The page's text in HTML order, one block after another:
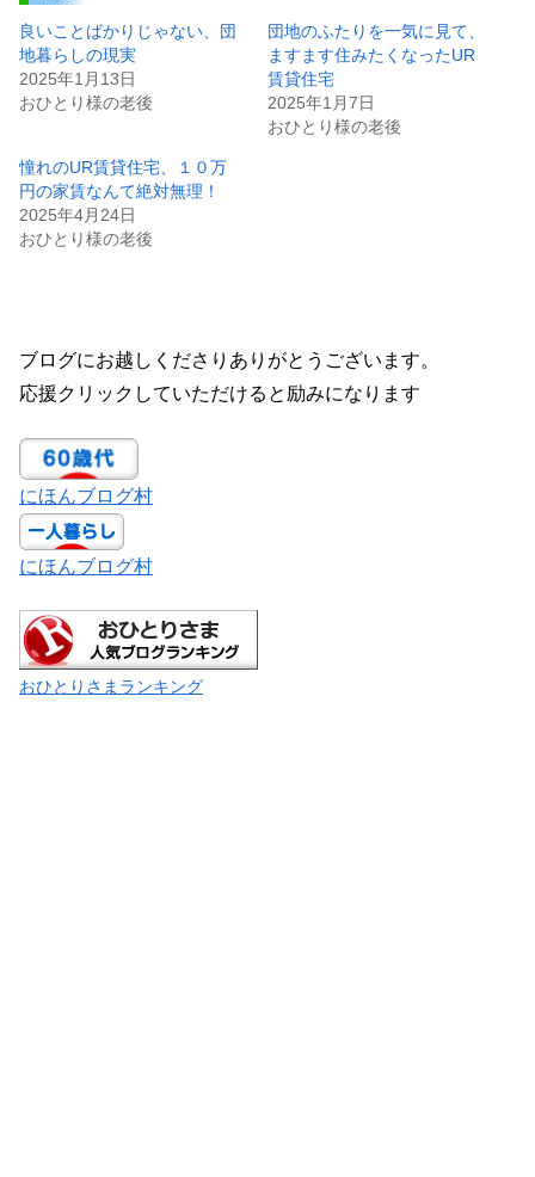
良いことばかりじゃない、団
地暮らしの現実
2025年1月13日
おひとり様の老後
団地のふたりを一気に見て、
ますます住みたくなったUR
賃貸住宅
2025年1月7日
おひとり様の老後
憧れのUR賃貸住宅、１０万
円の家賃なんて絶対無理！
2025年4月24日
おひとり様の老後
ブログにお越しくださりありがとうございます。
応援クリックしていただけると励みになります
にほんブログ村
にほんブログ村
おひとりさまランキング